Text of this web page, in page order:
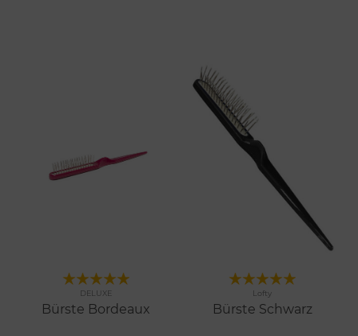
Merken
DELUXE
Bürste Bordeaux
Merken
Lofty
Bürste Schwarz